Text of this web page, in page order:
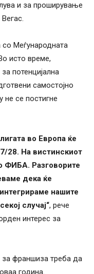
и за проширување
со Меѓународната
исто време,
потенцијална
самостојно
се постигне
во Европа ќе
28. На вистинскиот
ФИБА. Разговорите
дека ќе
нашите
случај“, рече
интерес за
за франшиза треба да
година.